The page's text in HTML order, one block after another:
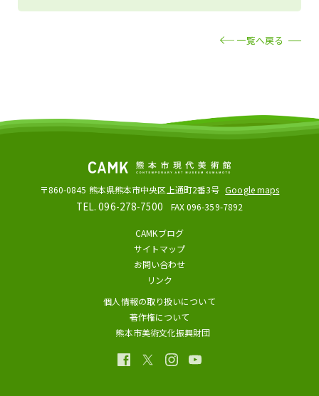
一覧へ戻る
〒860-0845 熊本県熊本市中央区上通町2番3号 Google maps
TEL. 096-278-7500 FAX 096-359-7892
CAMKブログ
サイトマップ
お問い合わせ
リンク
個人情報の取り扱いについて
著作権について
熊本市美術文化振興財団